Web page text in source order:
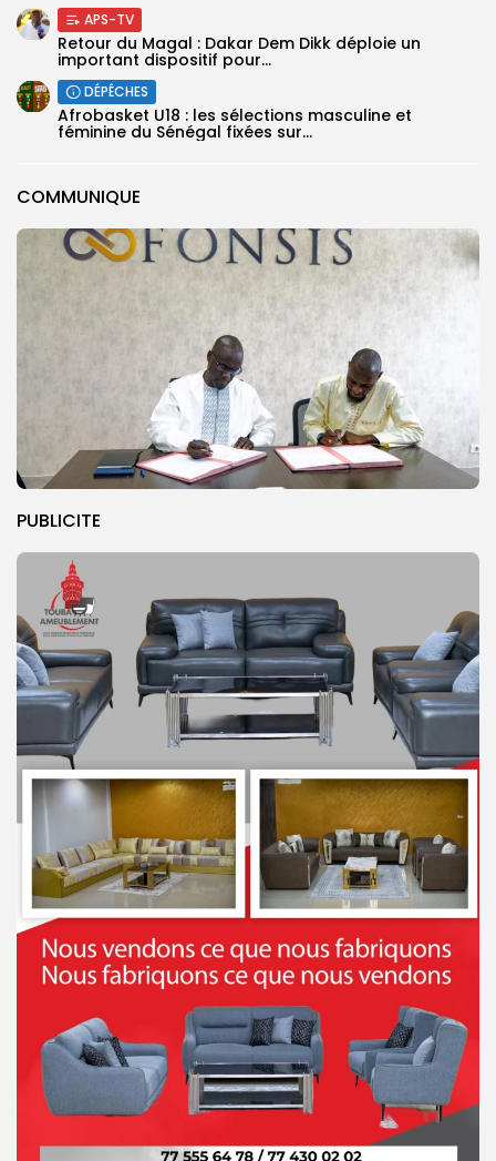
COMMUNIQUE
PUBLICITE
APS-TV
Retour du Magal : Dakar Dem Dikk déploie un
important dispositif pour...
DÉPÊCHES
‎Afrobasket U18 : les sélections masculine et
féminine du Sénégal fixées sur...